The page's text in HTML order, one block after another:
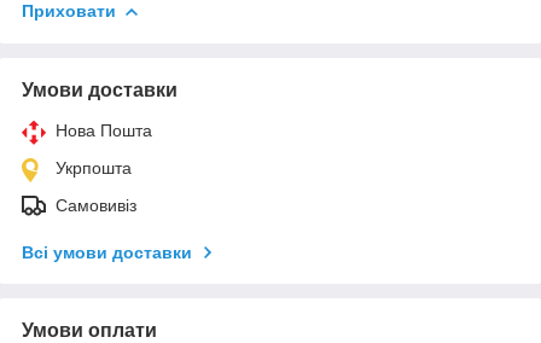
Приховати
Умови доставки
Нова Пошта
Укрпошта
Самовивіз
Всі умови доставки
Умови оплати